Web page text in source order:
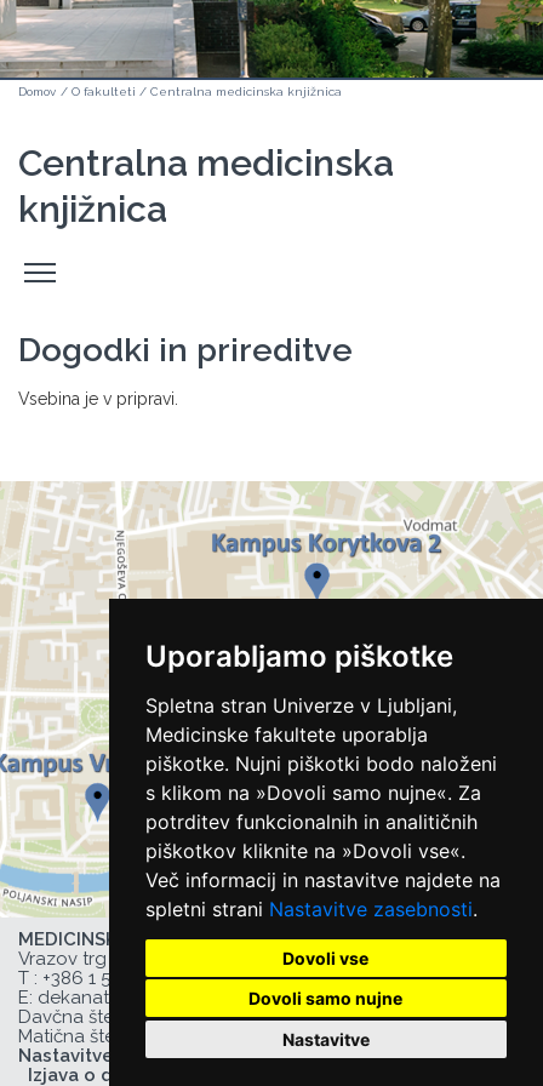
Uporabljamo piškotke
Spletna stran Univerze v Ljubljani,
Medicinske fakultete uporablja
piškotke. Nujni piškotki bodo naloženi
s klikom na »Dovoli samo nujne«. Za
potrditev funkcionalnih in analitičnih
piškotkov kliknite na »Dovoli vse«.
Več informacij in nastavitve najdete na
spletni strani Nastavitve zasebnosti.
Dovoli vse
Dovoli samo nujne
Nastavitve
Domov / O fakulteti / Centralna medicinska knjižnica
Centralna medicinska
knjižnica
Odpri
stranski
Dogodki in prireditve
Vsebina je v pripravi.
MEDICINSKA FAKULTETA UL,
Vrazov trg 2, 1000 Ljubljana, Slovenija,
T : +386 1 543 77 00, F: +386 1 543 77 01,
E: dekanat@mf.uni-lj.si
Davčna številka UL MF: 44752385,
Matična številka UL MF: 1627066
Nastavitve zasebnosti
Izjava o dostopnosti